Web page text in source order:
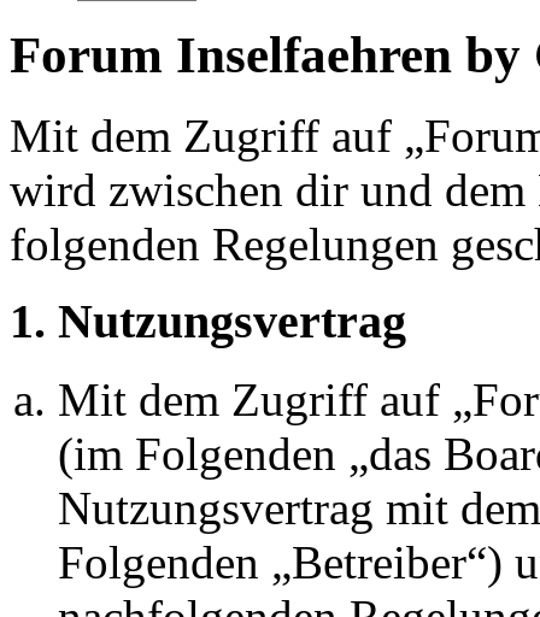
Forum Inselfaehren
Mit dem Zugriff auf
wird zwischen dir und
folgenden Regelungen
1. Nutzungsvertrag
Mit dem Zugriff auf
(im Folgenden „das
Nutzungsvertrag mit
Folgenden „Betreiber“)